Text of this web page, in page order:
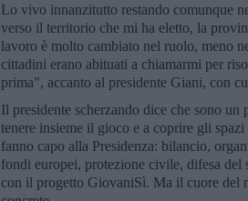
Lo vivo innanzitutto restando comunque
verso il territorio che mi ha eletto, la
lavoro è molto cambiato nel ruolo, meno
cittadini erano abituati a chiamarmi per
prima", accanto al presidente Giani, con
Il presidente scherzando dice che sono
tenere insieme il gioco e a coprire gli
fanno capo alla Presidenza: bilancio,
fondi europei, protezione civile, difesa
con il progetto GiovaniSì. Ma il cuore del